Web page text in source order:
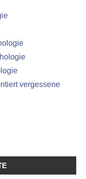
vergessene